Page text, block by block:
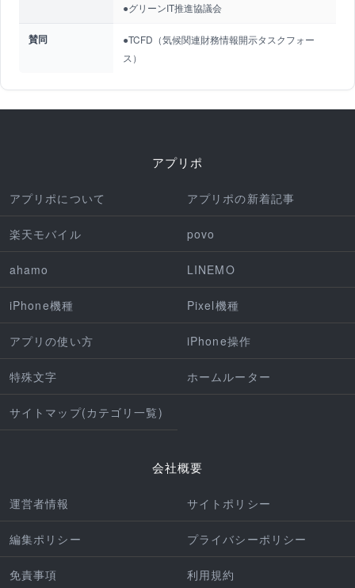
●グリーンIT推進協議会
賛同
●TCFD（気候関連財務情報開示タスクフォー
ス）
アプリポ
アプリポについて アプリポの新着記事
楽天モバイル povo
ahamo LINEMO
iPhone機種 Pixel機種
アプリの使い方 iPhone操作
特殊文字 ホームルーター
サイトマップ(カテゴリ一覧)
会社概要
運営者情報 サイトポリシー
編集ポリシー プライバシーポリシー
免責事項 利用規約